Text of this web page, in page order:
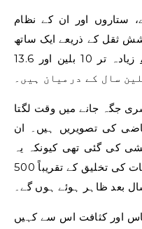
ستاروں اور ان کے نظام
ثقل کے ذریعے ایک ساتھ
زیادہ تر 10 بلین اور 13.6
سال کے درمیان ہیں۔
جگہ جانے میں وقت لگتا
کی تصویریں ہیں۔ ان
کی گئی تھی کیونکہ یہ
بگ بینگ کے 13.8 بلین سال قبل کائنات کی تخلیق کے تقریباً 500
اور کثافت اس سے کہیں